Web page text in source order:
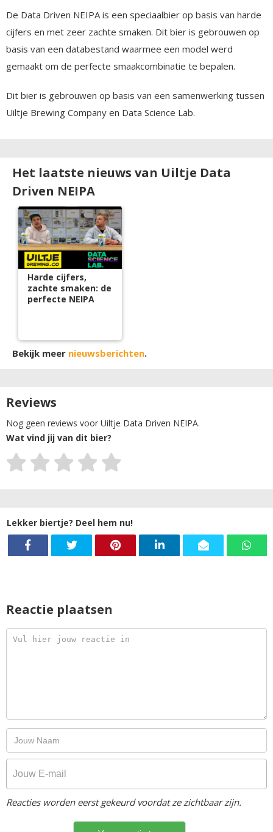
De Data Driven NEIPA is een speciaalbier op basis van harde
cijfers en met zeer zachte smaken. Dit bier is gebrouwen op
basis van een databestand waarmee een model werd
gemaakt om de perfecte smaakcombinatie te bepalen.
Dit bier is gebrouwen op basis van een samenwerking tussen
Uiltje Brewing Company en Data Science Lab.
Het laatste nieuws van Uiltje Data
Driven NEIPA
Harde cijfers,
zachte smaken: de
perfecte NEIPA
Bekijk meer nieuwsberichten.
Reviews
Nog geen reviews voor Uiltje Data Driven NEIPA.
Wat vind jij van dit bier?
Lekker biertje? Deel hem nu!
Reactie plaatsen
Reacties worden eerst gekeurd voordat ze zichtbaar zijn.